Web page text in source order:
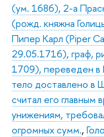
(ум. 1686), 2-а
(рожд. княжна
Пипер Карл (Piper
29.05.1716), граф,
1709), переведен в
тело доставлено в
считал его главным
унижениям,
огромных сумм.,